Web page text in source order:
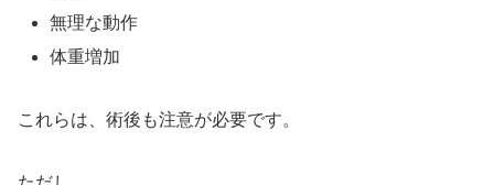
無理な動作
体重増加
これらは、術後も注意が必要です。